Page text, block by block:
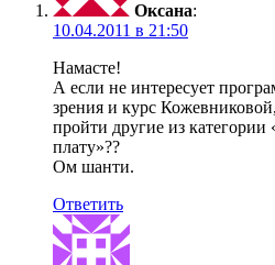
Оксана:
10.04.2011 в 21:50
Намасте!
А если не интересует
зрения и курс
пройти другие из
плату»??
Ом шанти.
Ответить